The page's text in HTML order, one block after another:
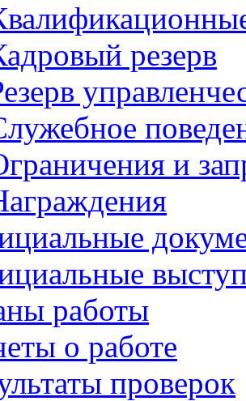
резерв
и
работы
о работе
проверок